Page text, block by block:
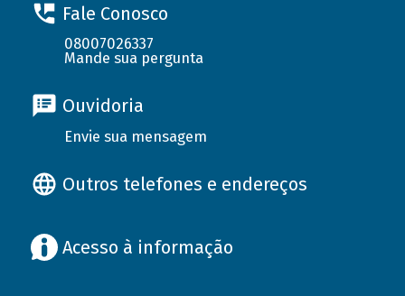
Fale Conosco
08007026337
Mande sua pergunta
Ouvidoria
Envie sua mensagem
Outros telefones e endereços
Acesso à informação